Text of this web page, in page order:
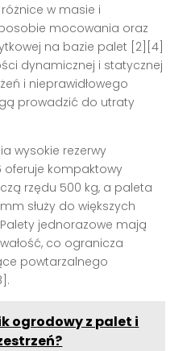
w masie i
mocowania oraz
na bazie palet [2][4]
dynamicznej i statycznej
i nieprawidłowego
prowadzić do utraty
wysokie rezerwy
oferuje kompaktowy
rzędu 500 kg, a paleta
służy do większych
jednorazowe mają
co ogranicza
powtarzalnego
ogrodowy z palet i